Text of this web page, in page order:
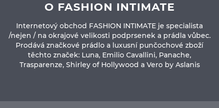
O FASHION INTIMATE
Internetový obchod FASHION INTIMATE je specialista
/nejen / na okrajové velikosti podprsenek a prádla vůbec.
Prodává značkové prádlo a luxusní punčochové zboží
těchto značek: Luna, Emilio Cavallini, Panache,
Trasparenze, Shirley of Hollywood a Vero by Aslanis